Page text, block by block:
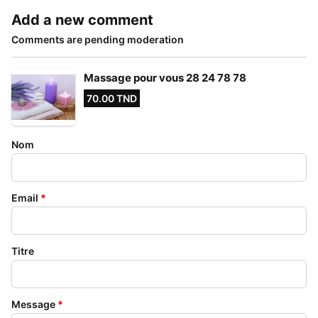
Add a new comment
Comments are pending moderation
Massage pour vous 28 24 78 78
70.00 TND
Nom
Email *
Titre
Message *